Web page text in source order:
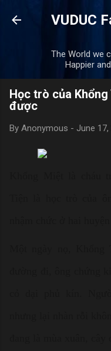
Skip
VUDUC
The World we
Happier
Học trò của
được
By Anonymous - June 17,